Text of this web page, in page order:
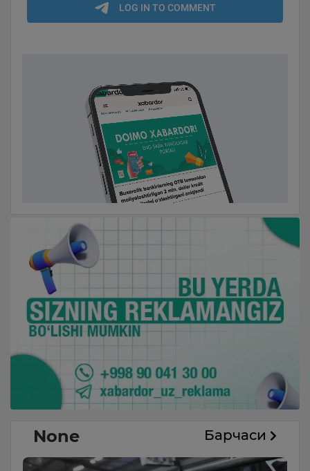
None Барчаси